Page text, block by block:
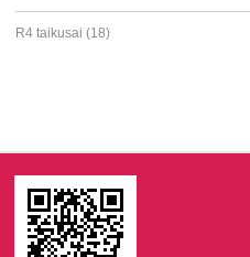
R4 taikusai (18)